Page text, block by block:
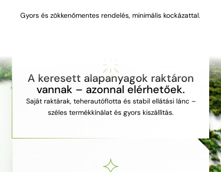
Gyors és zökkenőmentes rendelés, minimális kockázattal.
A keresett alapanyagok raktáron
vannak – azonnal elérhetőek.
Saját raktárak, teherautóflotta és stabil ellátási lánc –
széles termékkínálat és gyors kiszállítás.